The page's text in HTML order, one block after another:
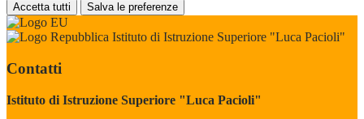
Accetta tutti Salva le preferenze
Istituto di Istruzione Superiore "Luca Pacioli"
Contatti
Istituto di Istruzione Superiore "Luca Pacioli"